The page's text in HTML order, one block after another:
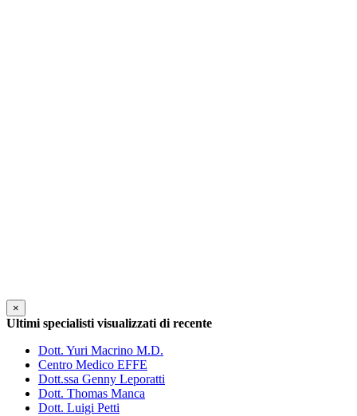
×
Ultimi specialisti visualizzati di recente
Dott. Yuri Macrino M.D.
Centro Medico EFFE
Dott.ssa Genny Leporatti
Dott. Thomas Manca
Dott. Luigi Petti